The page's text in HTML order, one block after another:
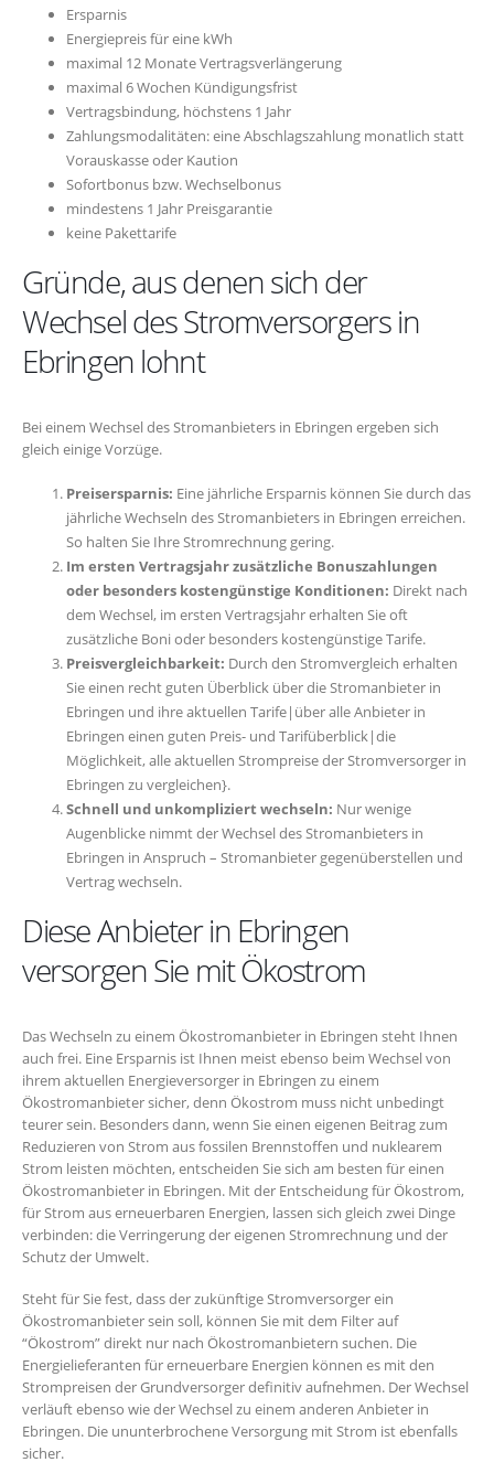
Ersparnis
Energiepreis für eine kWh
maximal 12 Monate Vertragsverlängerung
maximal 6 Wochen Kündigungsfrist
Vertragsbindung, höchstens 1 Jahr
Zahlungsmodalitäten: eine Abschlagszahlung monatlich statt
Vorauskasse oder Kaution
Sofortbonus bzw. Wechselbonus
mindestens 1 Jahr Preisgarantie
keine Pakettarife
Gründe, aus denen sich der
Wechsel des Stromversorgers in
Ebringen lohnt
Bei einem Wechsel des Stromanbieters in Ebringen ergeben sich
gleich einige Vorzüge.
Preisersparnis: Eine jährliche Ersparnis können Sie durch das
jährliche Wechseln des Stromanbieters in Ebringen erreichen.
So halten Sie Ihre Stromrechnung gering.
Im ersten Vertragsjahr zusätzliche Bonuszahlungen
oder besonders kostengünstige Konditionen: Direkt nach
dem Wechsel, im ersten Vertragsjahr erhalten Sie oft
zusätzliche Boni oder besonders kostengünstige Tarife.
Preisvergleichbarkeit: Durch den Stromvergleich erhalten
Sie einen recht guten Überblick über die Stromanbieter in
Ebringen und ihre aktuellen Tarife|über alle Anbieter in
Ebringen einen guten Preis- und Tarifüberblick|die
Möglichkeit, alle aktuellen Strompreise der Stromversorger in
Ebringen zu vergleichen}.
Schnell und unkompliziert wechseln: Nur wenige
Augenblicke nimmt der Wechsel des Stromanbieters in
Ebringen in Anspruch – Stromanbieter gegenüberstellen und
Vertrag wechseln.
Diese Anbieter in Ebringen
versorgen Sie mit Ökostrom
Das Wechseln zu einem Ökostromanbieter in Ebringen steht Ihnen
auch frei. Eine Ersparnis ist Ihnen meist ebenso beim Wechsel von
ihrem aktuellen Energieversorger in Ebringen zu einem
Ökostromanbieter sicher, denn Ökostrom muss nicht unbedingt
teurer sein. Besonders dann, wenn Sie einen eigenen Beitrag zum
Reduzieren von Strom aus fossilen Brennstoffen und nuklearem
Strom leisten möchten, entscheiden Sie sich am besten für einen
Ökostromanbieter in Ebringen. Mit der Entscheidung für Ökostrom,
für Strom aus erneuerbaren Energien, lassen sich gleich zwei Dinge
verbinden: die Verringerung der eigenen Stromrechnung und der
Schutz der Umwelt.
Steht für Sie fest, dass der zukünftige Stromversorger ein
Ökostromanbieter sein soll, können Sie mit dem Filter auf
“Ökostrom” direkt nur nach Ökostromanbietern suchen. Die
Energielieferanten für erneuerbare Energien können es mit den
Strompreisen der Grundversorger definitiv aufnehmen. Der Wechsel
verläuft ebenso wie der Wechsel zu einem anderen Anbieter in
Ebringen. Die ununterbrochene Versorgung mit Strom ist ebenfalls
sicher.